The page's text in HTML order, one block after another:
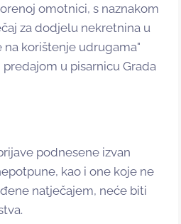
omotnici, s naznakom
za dodjelu nekretnina u
na korištenje udrugama"
u pisarnicu Grada
podnesene izvan
kao i one koje ne
natječajem, neće biti